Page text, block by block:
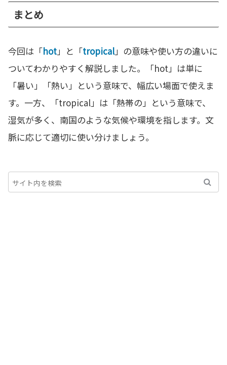
まとめ
今回は「hot」と「tropical」の意味や使い方の違いに
ついてわかりやすく解説しました。「hot」は単に
「暑い」「熱い」という意味で、幅広い場面で使えま
す。一方、「tropical」は「熱帯の」という意味で、
湿気が多く、南国のような気候や環境を指します。文
脈に応じて適切に使い分けましょう。